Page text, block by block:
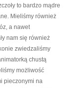
to bardzo mądre
Mieliśmy również
a nawet
nam się również
zwiedzaliśmy
chustą
możliwość
pieczonymi na